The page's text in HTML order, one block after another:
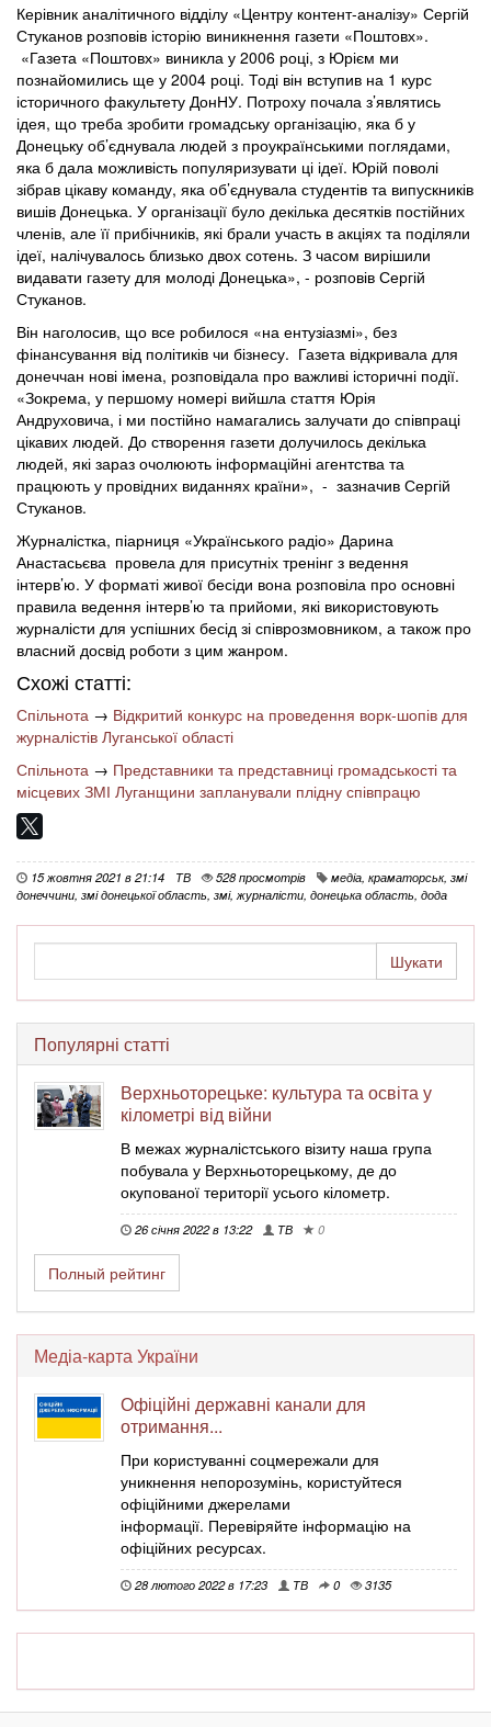
Керівник аналітичного відділу «Центру контент-аналізу» Сергій
Стуканов розповів історію виникнення газети «Поштовх».
«Газета «Поштовх» виникла у 2006 році, з Юрієм ми
познайомились ще у 2004 році. Тоді він вступив на 1 курс
історичного факультету ДонНУ. Потроху почала з’являтись
ідея, що треба зробити громадську організацію, яка б у
Донецьку об’єднувала людей з проукраїнськими поглядами,
яка б дала можливість популяризувати ці ідеї. Юрій поволі
зібрав цікаву команду, яка об’єднувала студентів та випускників
вишів Донецька. У організації було декілька десятків постійних
членів, але її прибічників, які брали участь в акціях та поділяли
ідеї, налічувалось близько двох сотень. З часом вирішили
видавати газету для молоді Донецька», - розповів Сергій
Стуканов.
Він наголосив, що все робилося «на ентузіазмі», без
фінансування від політиків чи бізнесу. Газета відкривала для
донеччан нові імена, розповідала про важливі історичні події.
«Зокрема, у першому номері вийшла стаття Юрія
Андруховича, і ми постійно намагались залучати до співпраці
цікавих людей. До створення газети долучилось декілька
людей, які зараз очолюють інформаційні агентства та
працюють у провідних виданнях країни», - зазначив Сергій
Стуканов.
Журналістка, піарниця «Українського радіо» Дарина
Анастасьєва провела для присутніх тренінг з ведення
інтерв’ю. У форматі живої бесіди вона розповіла про основні
правила ведення інтерв’ю та прийоми, які використовують
журналісти для успішних бесід зі співрозмовником, а також про
власний досвід роботи з цим жанром.
Схожі статті:
Спільнота → Відкритий конкурс на проведення ворк-шопів для
журналістів Луганської області
Спільнота → Представники та представниці громадськості та
місцевих ЗМІ Луганщини запланували плідну співпрацю
15 жовтня 2021 в 21:14 ТВ 528 просмотрів медіа, краматорськ, змі
донеччини, змі донецької область, змі, журналісти, донецька область, дода
Популярні статті
Верхньоторецьке: культура та освіта у
кілометрі від війни
В межах журналістського візиту наша група
побувала у Верхньоторецькому, де до
окупованої території усього кілометр.
26 січня 2022 в 13:22 ТВ 0
Полный рейтинг
Медіа-карта України
Офіційні державні канали для
отримання...
При користуванні соцмережали для
уникнення непорозумінь, користуйтеся
офіційними джерелами
інформації. Перевіряйте інформацію на
офіційних ресурсах.
28 лютого 2022 в 17:23 ТВ 0 3135